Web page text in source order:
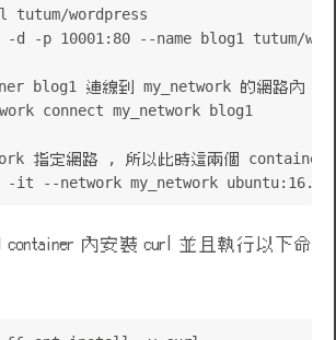
tutum/wordpress
-d -p 10001:80 --name blog1 tutum/
blog1 連線到 my_network 的網路內
connect my_network blog1
指定網路 , 所以此時這兩個 container
-it --network my_network ubuntu:16.04
container 內安裝 curl 並且執行以下命